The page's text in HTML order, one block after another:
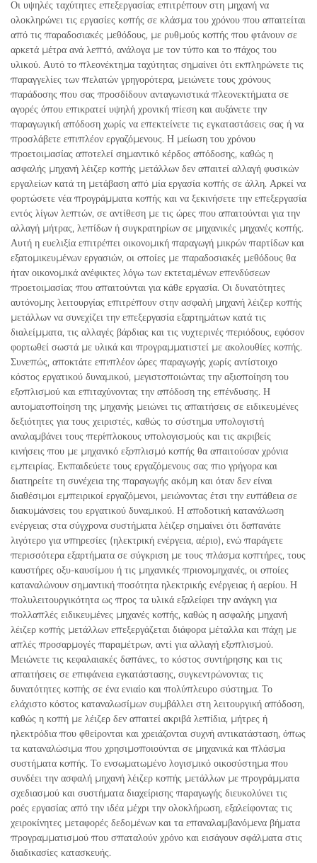
Οι υψηλές ταχύτητες επεξεργασίας επιτρέπουν στη μηχανή να
ολοκληρώνει τις εργασίες κοπής σε κλάσμα του χρόνου που απαιτείται
από τις παραδοσιακές μεθόδους, με ρυθμούς κοπής που φτάνουν σε
αρκετά μέτρα ανά λεπτό, ανάλογα με τον τύπο και το πάχος του
υλικού. Αυτό το πλεονέκτημα ταχύτητας σημαίνει ότι εκπληρώνετε τις
παραγγελίες των πελατών γρηγορότερα, μειώνετε τους χρόνους
παράδοσης που σας προσδίδουν ανταγωνιστικά πλεονεκτήματα σε
αγορές όπου επικρατεί υψηλή χρονική πίεση και αυξάνετε την
παραγωγική απόδοση χωρίς να επεκτείνετε τις εγκαταστάσεις σας ή να
προσλάβετε επιπλέον εργαζόμενους. Η μείωση του χρόνου
προετοιμασίας αποτελεί σημαντικό κέρδος απόδοσης, καθώς η
ασφαλής μηχανή λέιζερ κοπής μετάλλων δεν απαιτεί αλλαγή φυσικών
εργαλείων κατά τη μετάβαση από μία εργασία κοπής σε άλλη. Αρκεί να
φορτώσετε νέα προγράμματα κοπής και να ξεκινήσετε την επεξεργασία
εντός λίγων λεπτών, σε αντίθεση με τις ώρες που απαιτούνται για την
αλλαγή μήτρας, λεπίδων ή συγκρατηρίων σε μηχανικές μηχανές κοπής.
Αυτή η ευελιξία επιτρέπει οικονομική παραγωγή μικρών παρτίδων και
εξατομικευμένων εργασιών, οι οποίες με παραδοσιακές μεθόδους θα
ήταν οικονομικά ανέφικτες λόγω των εκτεταμένων επενδύσεων
προετοιμασίας που απαιτούνται για κάθε εργασία. Οι δυνατότητες
αυτόνομης λειτουργίας επιτρέπουν στην ασφαλή μηχανή λέιζερ κοπής
μετάλλων να συνεχίζει την επεξεργασία εξαρτημάτων κατά τις
διαλείμματα, τις αλλαγές βάρδιας και τις νυχτερινές περιόδους, εφόσον
φορτωθεί σωστά με υλικά και προγραμματιστεί με ακολουθίες κοπής.
Συνεπώς, αποκτάτε επιπλέον ώρες παραγωγής χωρίς αντίστοιχο
κόστος εργατικού δυναμικού, μεγιστοποιώντας την αξιοποίηση του
εξοπλισμού και επιταχύνοντας την απόδοση της επένδυσης. Η
αυτοματοποίηση της μηχανής μειώνει τις απαιτήσεις σε ειδικευμένες
δεξιότητες για τους χειριστές, καθώς το σύστημα υπολογιστή
αναλαμβάνει τους περίπλοκους υπολογισμούς και τις ακριβείς
κινήσεις που με μηχανικό εξοπλισμό κοπής θα απαιτούσαν χρόνια
εμπειρίας. Εκπαιδεύετε τους εργαζόμενους σας πιο γρήγορα και
διατηρείτε τη συνέχεια της παραγωγής ακόμη και όταν δεν είναι
διαθέσιμοι εμπειρικοί εργαζόμενοι, μειώνοντας έτσι την ευπάθεια σε
διακυμάνσεις του εργατικού δυναμικού. Η αποδοτική κατανάλωση
ενέργειας στα σύγχρονα συστήματα λέιζερ σημαίνει ότι δαπανάτε
λιγότερο για υπηρεσίες (ηλεκτρική ενέργεια, αέριο), ενώ παράγετε
περισσότερα εξαρτήματα σε σύγκριση με τους πλάσμα κοπτήρες, τους
καυστήρες οξυ-καυσίμου ή τις μηχανικές πριονομηχανές, οι οποίες
καταναλώνουν σημαντική ποσότητα ηλεκτρικής ενέργειας ή αερίου. Η
πολυλειτουργικότητα ως προς τα υλικά εξαλείφει την ανάγκη για
πολλαπλές ειδικευμένες μηχανές κοπής, καθώς η ασφαλής μηχανή
λέιζερ κοπής μετάλλων επεξεργάζεται διάφορα μέταλλα και πάχη με
απλές προσαρμογές παραμέτρων, αντί για αλλαγή εξοπλισμού.
Μειώνετε τις κεφαλαιακές δαπάνες, το κόστος συντήρησης και τις
απαιτήσεις σε επιφάνεια εγκατάστασης, συγκεντρώνοντας τις
δυνατότητες κοπής σε ένα ενιαίο και πολύπλευρο σύστημα. Το
ελάχιστο κόστος καταναλωσίμων συμβάλλει στη λειτουργική απόδοση,
καθώς η κοπή με λέιζερ δεν απαιτεί ακριβά λεπίδια, μήτρες ή
ηλεκτρόδια που φθείρονται και χρειάζονται συχνή αντικατάσταση, όπως
τα καταναλώσιμα που χρησιμοποιούνται σε μηχανικά και πλάσμα
συστήματα κοπής. Το ενσωματωμένο λογισμικό οικοσύστημα που
συνδέει την ασφαλή μηχανή λέιζερ κοπής μετάλλων με προγράμματα
σχεδιασμού και συστήματα διαχείρισης παραγωγής διευκολύνει τις
ροές εργασίας από την ιδέα μέχρι την ολοκλήρωση, εξαλείφοντας τις
χειροκίνητες μεταφορές δεδομένων και τα επαναλαμβανόμενα βήματα
προγραμματισμού που σπαταλούν χρόνο και εισάγουν σφάλματα στις
διαδικασίες κατασκευής.